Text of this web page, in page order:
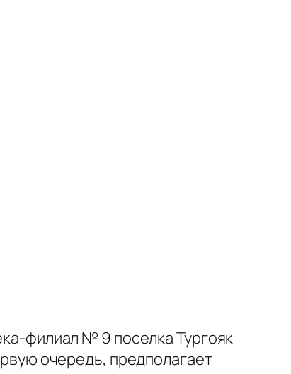
филиал № 9 поселка Тургояк
очередь, предполагает